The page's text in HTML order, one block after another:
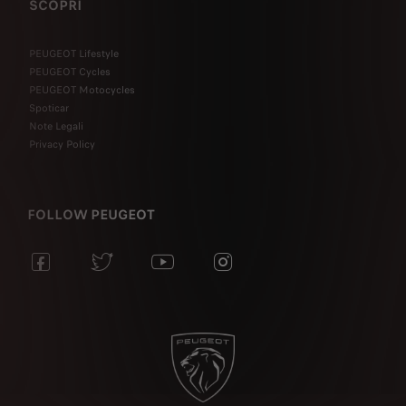
SCOPRI
PEUGEOT Lifestyle
PEUGEOT Cycles
PEUGEOT Motocycles
Spoticar
Note Legali
Privacy Policy
FOLLOW PEUGEOT